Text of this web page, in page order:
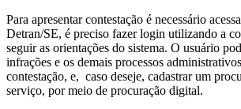
Para apresentar contestação é necessário
Detran/SE, é preciso fazer login utilizando a
seguir as orientações do sistema. O usuário
infrações e os demais processos
contestação, e, caso deseje, cadastrar um
serviço, por meio de procuração digital.